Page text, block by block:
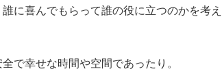
に喜んでもらって誰の役に立つのかを考え
で幸せな時間や空間であったり。